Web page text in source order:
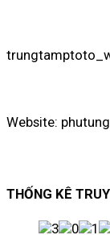
Website:
THỐNG KÊ